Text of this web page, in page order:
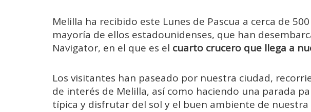
Melilla ha recibido este Lunes de Pascua a cerca de
mayoría de ellos estadounidenses, que han
Navigator, en el que es el cuarto crucero que llega a
Los visitantes han paseado por nuestra ciudad,
de interés de Melilla, así como haciendo una parada
típica y disfrutar del sol y el buen ambiente de nuestra